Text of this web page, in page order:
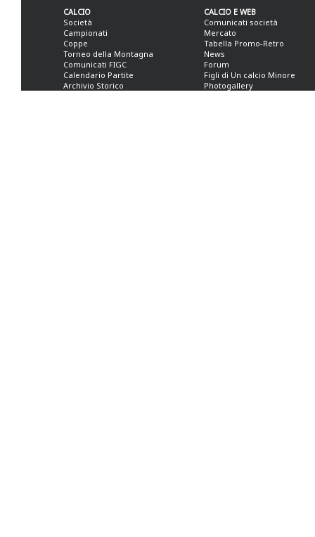
CALCIO
Società
Campionati
Coppe
Torneo della Montagna
Comunicati FIGC
Calendario Partite
Archivio Storico
CALCIO E WEB
Comunicati società
Mercato
Tabella Promo-Retro
News
Forum
Figli di Un calcio Minore
Photogallery